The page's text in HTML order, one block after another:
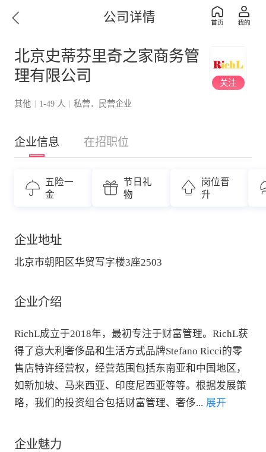
公司详情
北京史蒂芬里奇之家商务管
理有限公司
其他 | 1-49 人 | 私营．民营企业
关注
企业信息 在招职位
五险一
金
节日礼
物
岗位晋
升
企业地址
北京市朝阳区华贸写字楼3座2503
企业介绍
RichL成立于2018年，最初专注于财富管理。RichL获
得了意大利奢侈品和生活方式品牌Stefano Ricci的零
售店特许经营权，经营范围包括东南亚和中国地区，
如新加坡、马来西亚、印度尼西亚等等。根据发展策
略，我们的投资组合包括财富管理、奢侈... 展开
企业魅力